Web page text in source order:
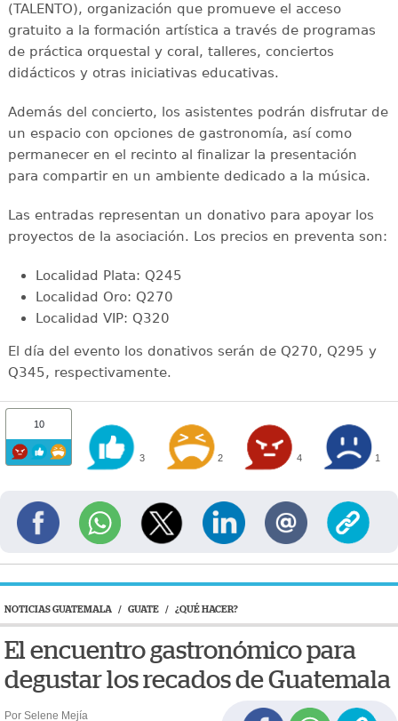
(TALENTO), organización que promueve el acceso
gratuito a la formación artística a través de programas
de práctica orquestal y coral, talleres, conciertos
didácticos y otras iniciativas educativas.
Además del concierto, los asistentes podrán disfrutar de
un espacio con opciones de gastronomía, así como
permanecer en el recinto al finalizar la presentación
para compartir en un ambiente dedicado a la música.
Las entradas representan un donativo para apoyar los
proyectos de la asociación. Los precios en preventa son:
Localidad Plata: Q245
Localidad Oro: Q270
Localidad VIP: Q320
El día del evento los donativos serán de Q270, Q295 y
Q345, respectivamente.
10
3 2 4 1
NOTICIAS GUATEMALA / GUATE / ¿QUÉ HACER?
El encuentro gastronómico para
degustar los recados de Guatemala
Por Selene Mejía